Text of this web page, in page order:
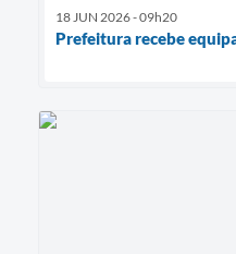
18 JUN 2026 - 09h20
Prefeitura recebe